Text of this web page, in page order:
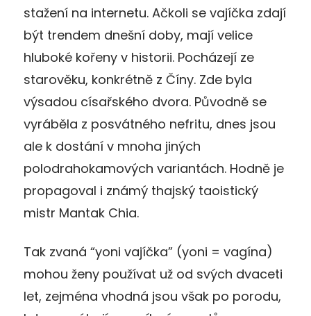
stažení na internetu. Ačkoli se vajíčka zdají
být trendem dnešní doby, mají velice
hluboké kořeny v historii. Pocházejí ze
starověku, konkrétně z Číny. Zde byla
výsadou císařského dvora. Původně se
vyráběla z posvátného nefritu, dnes jsou
ale k dostání v mnoha jiných
polodrahokamových variantách. Hodně je
propagoval i známý thajský taoistický
mistr Mantak Chia.
Tak zvaná “yoni vajíčka” (yoni = vagína)
mohou ženy používat už od svých dvaceti
let, zejména vhodná jsou však po porodu,